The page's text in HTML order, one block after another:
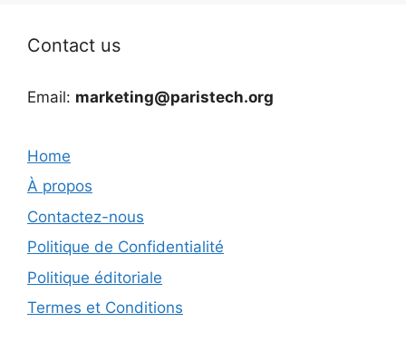
Contact us
Email: marketing@paristech.org
Home
À propos
Contactez-nous
Politique de Confidentialité
Politique éditoriale
Termes et Conditions